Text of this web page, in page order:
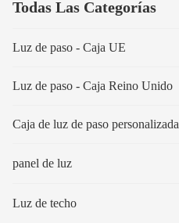
Todas Las Categorías
Luz de paso - Caja UE
Luz de paso - Caja Reino Unido
Caja de luz de paso personalizada
panel de luz
Luz de techo